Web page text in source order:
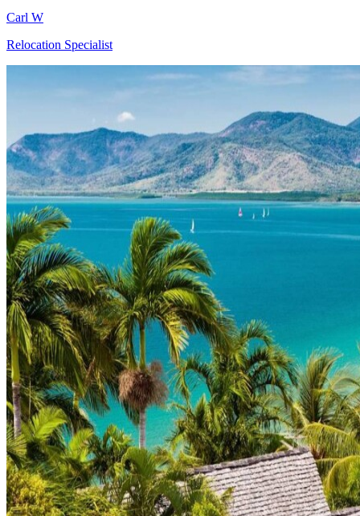
Carl W
Relocation Specialist